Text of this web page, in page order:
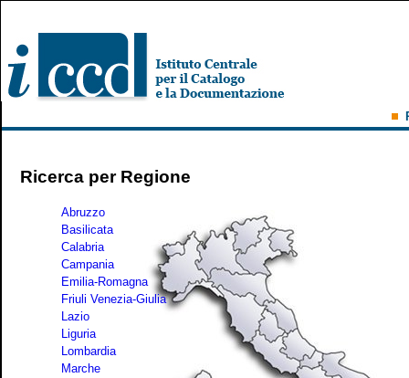
Ricerca per Regione
Abruzzo
Basilicata
Calabria
Campania
Emilia-Romagna
Friuli Venezia-Giulia
Lazio
Liguria
Lombardia
Marche